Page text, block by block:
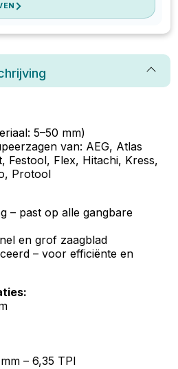
5–50 mm)
van: AEG, Atlas
Festool, Flex, Hitachi, Kress,
Protool
– past op alle gangbare
en grof zaagblad
– voor efficiënte en
– 6,35 TPI